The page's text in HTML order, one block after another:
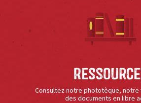
Consultez notre phototèque,
des documents en libre